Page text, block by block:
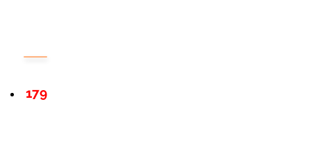
179